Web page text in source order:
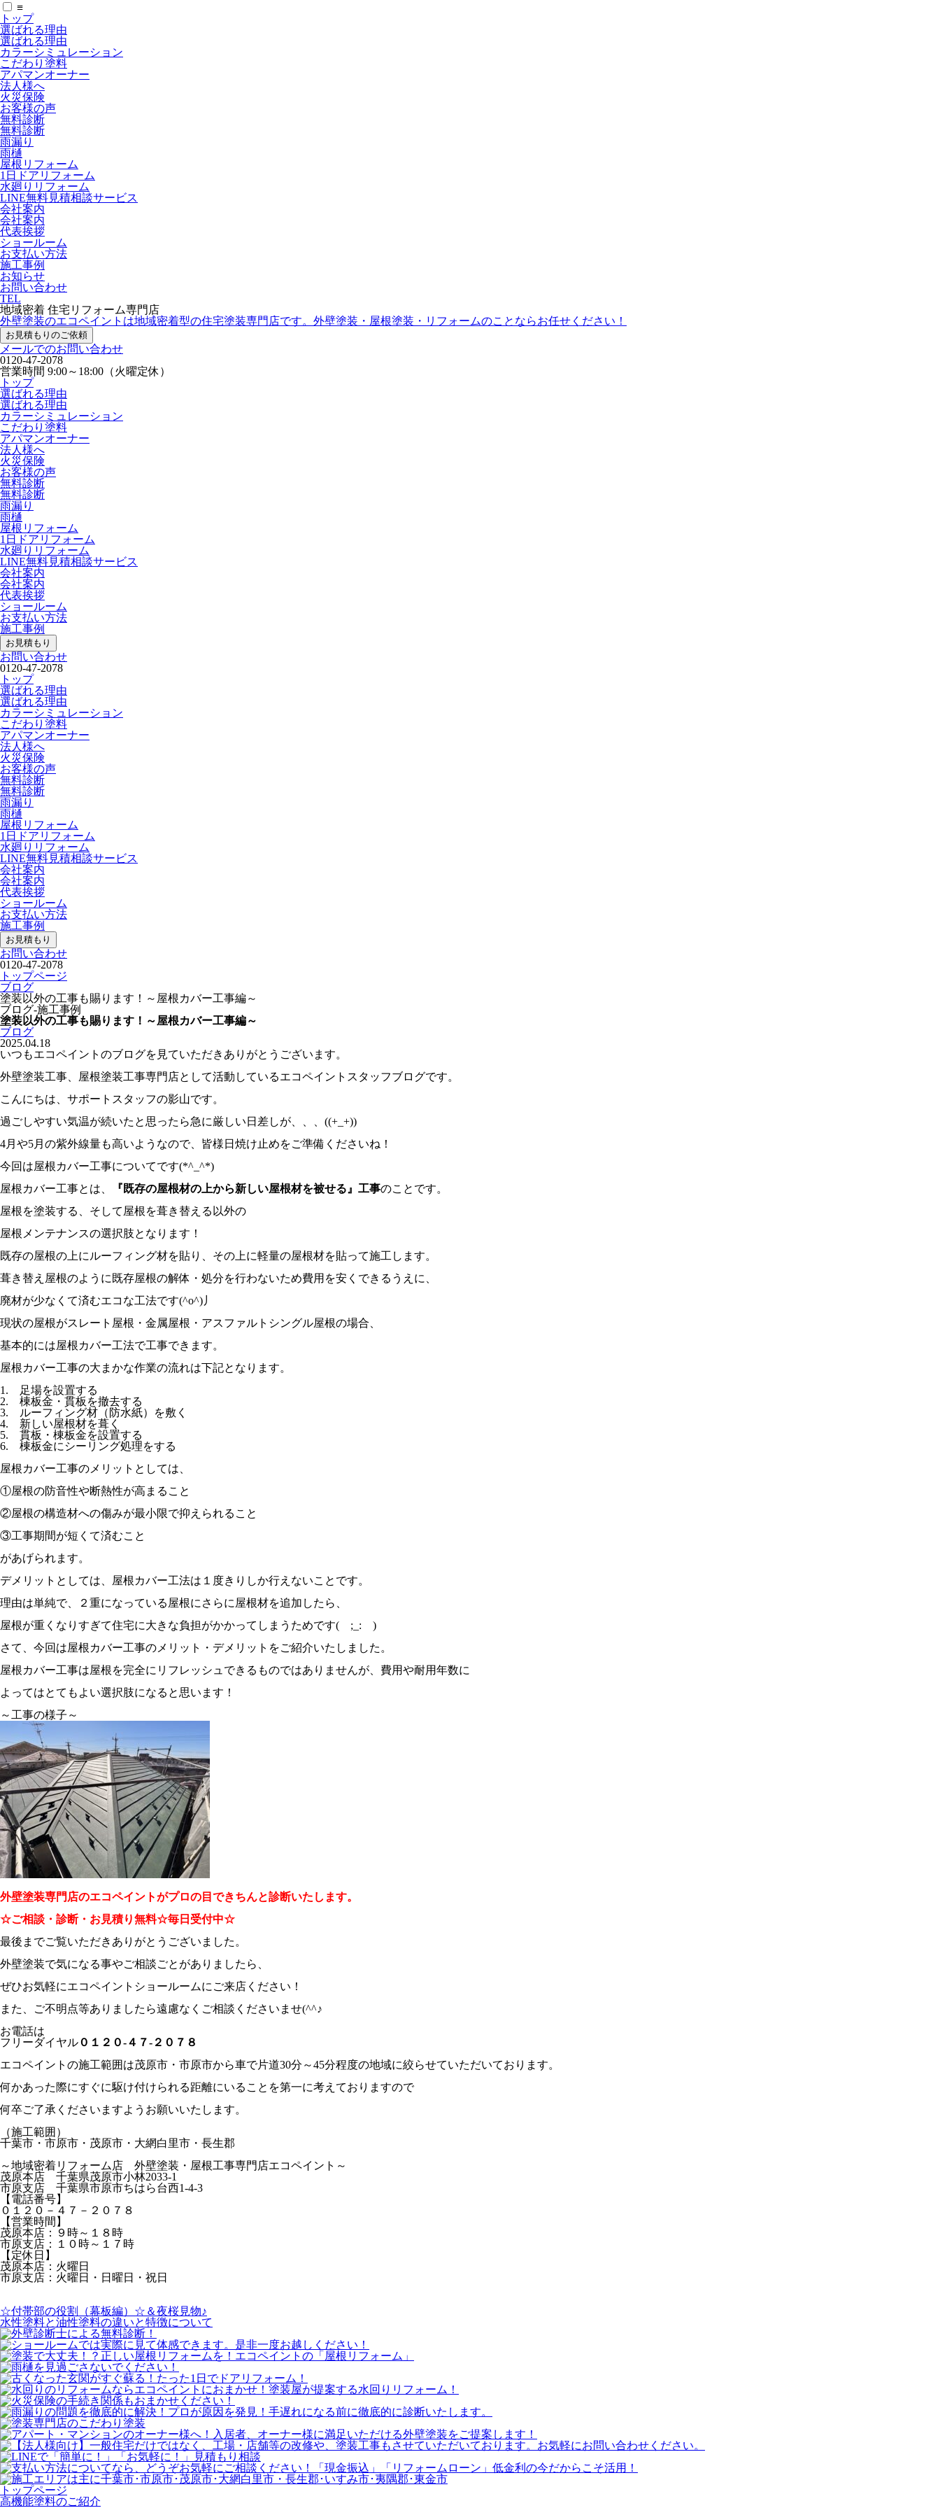
≡
トップ
選ばれる理由
選ばれる理由
カラーシミュレーション
こだわり塗料
アパマンオーナー
法人様へ
火災保険
お客様の声
無料診断
無料診断
雨漏り
雨樋
屋根リフォーム
1日ドアリフォーム
水廻りリフォーム
LINE無料見積相談サービス
会社案内
会社案内
代表挨拶
ショールーム
お支払い方法
施工事例
お知らせ
お問い合わせ
TEL
地域密着 住宅リフォーム専門店
外壁塗装のエコペイントは地域密着型の住宅塗装専門店です。外壁塗装・屋根塗装・リフォームのことならお任せください！
お見積もりのご依頼
メールでのお問い合わせ
0120-47-2078
営業時間 9:00～18:00（火曜定休）
トップ
選ばれる理由
選ばれる理由
カラーシミュレーション
こだわり塗料
アパマンオーナー
法人様へ
火災保険
お客様の声
無料診断
無料診断
雨漏り
雨樋
屋根リフォーム
1日ドアリフォーム
水廻りリフォーム
LINE無料見積相談サービス
会社案内
会社案内
代表挨拶
ショールーム
お支払い方法
施工事例
お見積もり
お問い合わせ
0120-47-2078
トップ
選ばれる理由
選ばれる理由
カラーシミュレーション
こだわり塗料
アパマンオーナー
法人様へ
火災保険
お客様の声
無料診断
無料診断
雨漏り
雨樋
屋根リフォーム
1日ドアリフォーム
水廻りリフォーム
LINE無料見積相談サービス
会社案内
会社案内
代表挨拶
ショールーム
お支払い方法
施工事例
お見積もり
お問い合わせ
0120-47-2078
トップページ
ブログ
塗装以外の工事も賜ります！～屋根カバー工事編～
ブログ-施工事例
塗装以外の工事も賜ります！～屋根カバー工事編～
ブログ
2025.04.18
いつもエコペイントのブログを見ていただきありがとうございます。
外壁塗装工事、屋根塗装工事専門店として活動しているエコペイントスタッフブログです。
こんにちは、サポートスタッフの影山です。
過ごしやすい気温が続いたと思ったら急に厳しい日差しが、、、((+_+))
4月や5月の紫外線量も高いようなので、皆様日焼け止めをご準備くださいね！
今回は屋根カバー工事についてです(*^_^*)
屋根カバー工事とは、
『既存の屋根材の上から新しい屋根材を被せる』工事のことです。
屋根を塗装する、そして屋根を葺き替える以外の
屋根メンテナンスの選択肢となります！
既存の屋根の上にルーフィング材を貼り、その上に軽量の屋根材を貼って施工します。
葺き替え屋根のように既存屋根の解体・処分を行わないため費用を安くできるうえに、
廃材が少なくて済むエコな工法です(^o^)丿
現状の屋根がスレート屋根・金属屋根・アスファルトシングル屋根の場合、
基本的には屋根カバー工法で工事できます。
屋根カバー工事の大まかな作業の流れは下記となります。
1. 足場を設置する
2. 棟板金・貫板を撤去する
3. ルーフィング材（防水紙）を敷く
4. 新しい屋根材を葺く
5. 貫板・棟板金を設置する
6. 棟板金にシーリング処理をする
屋根カバー工事のメリットとしては、
①屋根の防音性や断熱性が高まること
②屋根の構造材への傷みが最小限で抑えられること
③工事期間が短くて済むこと
があげられます。
デメリットとしては、屋根カバー工法は１度きりしか行えないことです。
理由は単純で、２重になっている屋根にさらに屋根材を追加したら、
屋根が重くなりすぎて住宅に大きな負担がかかってしまうためです( ;_: )
さて、今回は屋根カバー工事のメリット・デメリットをご紹介いたしました。
屋根カバー工事は屋根を完全にリフレッシュできるものではありませんが、費用や耐用年数に
よってはとてもよい選択肢になると思います！
～工事の様子～
外壁塗装専門店のエコペイントがプロの目できちんと診断いたします。
☆ご相談・診断・お見積り無料☆毎日受付中☆
最後までご覧いただきありがとうございました。
外壁塗装で気になる事やご相談ごとがありましたら、
ぜひお気軽にエコペイントショールームにご来店ください！
また、ご不明点等ありましたら遠慮なくご相談くださいませ(^^♪
お電話は
フリーダイヤル０１２０-４７-２０７８
エコペイントの施工範囲は茂原市・市原市から車で片道30分～45分程度の地域に絞らせていただいております。
何かあった際にすぐに駆け付けられる距離にいることを第一に考えておりますので
何卒ご了承くださいますようお願いいたします。
（施工範囲）
千葉市・市原市・茂原市・大網白里市・長生郡
～地域密着リフォーム店 外壁塗装・屋根工事専門店エコペイント～
茂原本店 千葉県茂原市小林2033-1
市原支店 千葉県市原市ちはら台西1-4-3
【電話番号】
０１２０－４７－２０７８
【営業時間】
茂原本店：９時～１８時
市原支店：１０時～１７時
【定休日】
茂原本店：火曜日
市原支店：火曜日・日曜日・祝日
☆付帯部の役割（幕板編）☆＆夜桜見物♪
水性塗料と油性塗料の違いと特徴について
トップページ
⾼機能塗料のご紹介